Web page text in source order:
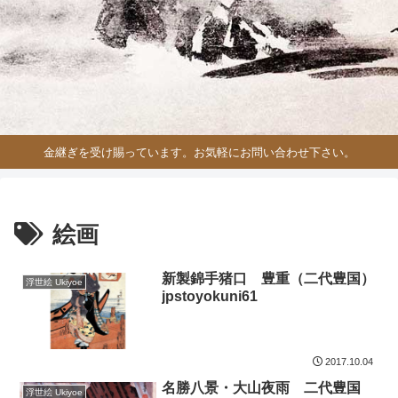
金継ぎを受け賜っています。お気軽にお問い合わせ下さい。
絵画
浮世絵 Ukiyoe
新製錦手猪口 豊重（二代豊国）
jpstoyokuni61
2017.10.04
浮世絵 Ukiyoe 名勝八景・大山夜雨 二代豊国